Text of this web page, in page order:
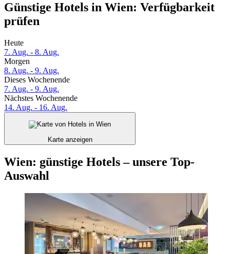
Günstige Hotels in Wien: Verfügbarkeit
prüfen
Heute
7. Aug. - 8. Aug.
Morgen
8. Aug. - 9. Aug.
Dieses Wochenende
7. Aug. - 9. Aug.
Nächstes Wochenende
14. Aug. - 16. Aug.
Karte anzeigen
Wien: günstige Hotels – unsere Top-
Auswahl